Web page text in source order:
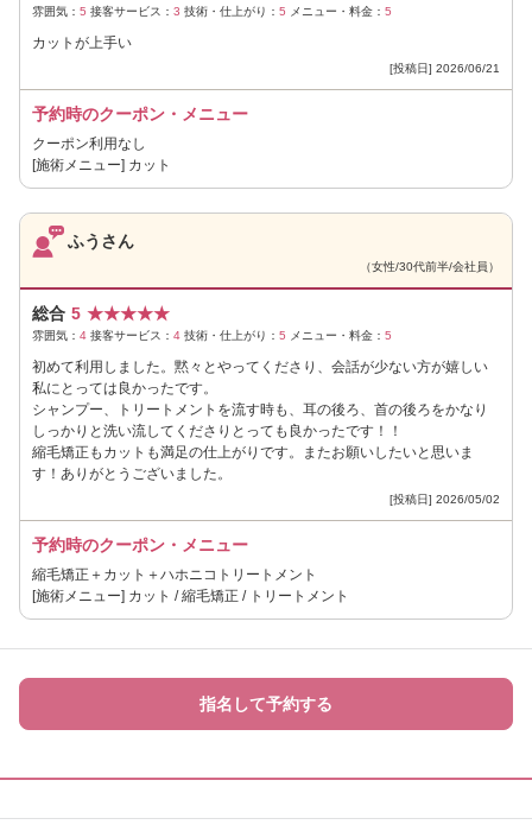
雰囲気： 5 接客サービス： 3 技術・仕上がり： 5 メニュー・料金： 5
カットが上手い
[投稿日] 2026/06/21
予約時のクーポン・メニュー
クーポン利用なし
[施術メニュー] カット
ふうさん
（女性/30代前半/会社員）
総合 5 ★★★★★
雰囲気： 4 接客サービス： 4 技術・仕上がり： 5 メニュー・料金： 5
初めて利用しました。黙々とやってくださり、会話が少ない方が嬉しい
私にとっては良かったです。
シャンプー、トリートメントを流す時も、耳の後ろ、首の後ろをかなり
しっかりと洗い流してくださりとっても良かったです！！
縮毛矯正もカットも満足の仕上がりです。またお願いしたいと思いま
す！ありがとうございました。
[投稿日] 2026/05/02
予約時のクーポン・メニュー
縮毛矯正＋カット＋ハホニコトリートメント
[施術メニュー] カット / 縮毛矯正 / トリートメント
指名して予約する